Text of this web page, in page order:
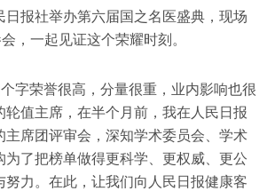
日报社举办第六届国之名医盛典，现场
，一起见证这个荣耀时刻。
个字荣誉很高，分量很重，业内影响也很
轮值主席，在半个月前，我在人民日报
主席团评审会，深知学术委员会、学术
为了把榜单做得更科学、更权威、更公
努力。在此，让我们向人民日报健康客